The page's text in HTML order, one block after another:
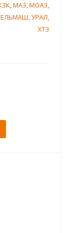
,МАЗ,МОАЗ,
,УРАЛ,
ХТЗ